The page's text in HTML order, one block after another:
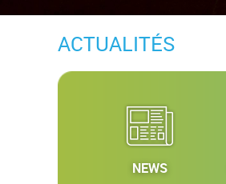
ACTUALITÉS
NEWS